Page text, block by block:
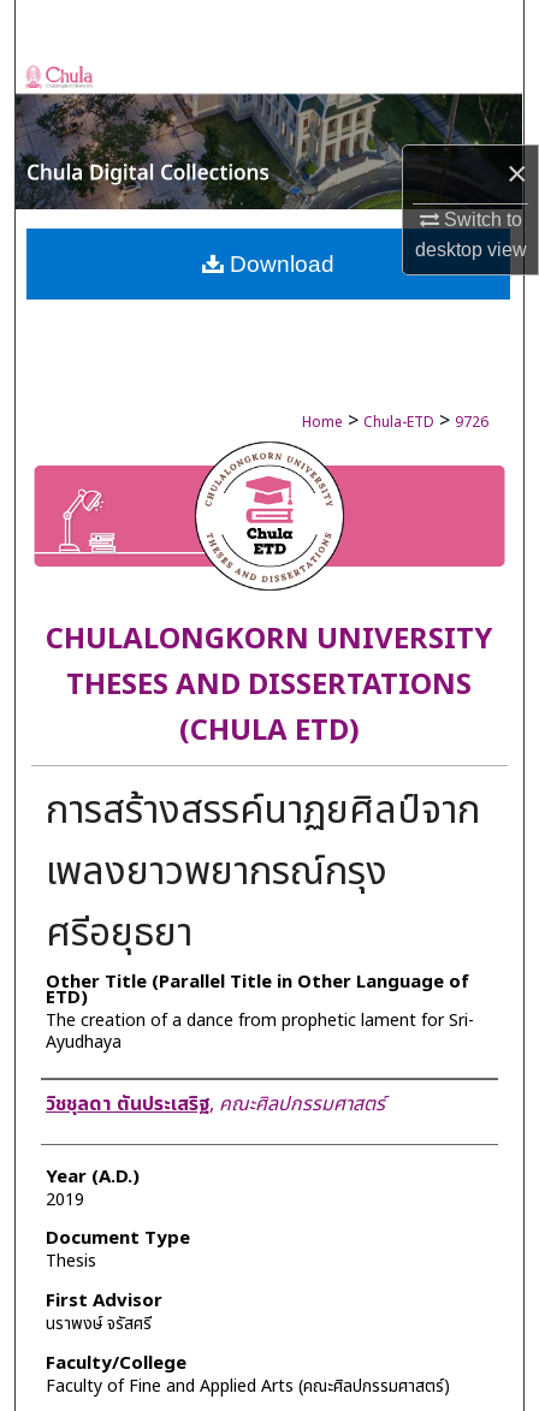
×
Switch to
desktopview
Browse Collections
My Account
About
Digital Commons Network™
Home > Chula-ETD > 9726
CHULALONGKORN UNIVERSITY
THESES AND DISSERTATIONS
(CHULA ETD)
การสร้างสรรค์นาฏยศิลป์จาก
เพลงยาวพยากรณ์กรุง
ศรีอยุธยา
Other Title (Parallel Title in Other Language of
ETD)
The creation of a dance from prophetic lament for Sri-
Ayudhaya
Author
วิชชุลดา ตันประเสริฐ, คณะศิลปกรรมศาสตร์
Year (A.D.)
2019
Document Type
Thesis
First Advisor
นราพงษ์ จรัสศรี
Faculty/College
Faculty of Fine and Applied Arts (คณะศิลปกรรมศาสตร์)
Download